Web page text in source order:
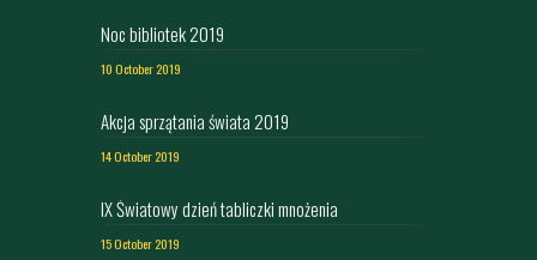
Noc bibliotek 2019
10 October 2019
Akcja sprzątania świata 2019
14 October 2019
IX Światowy dzień tabliczki mnożenia
15 October 2019